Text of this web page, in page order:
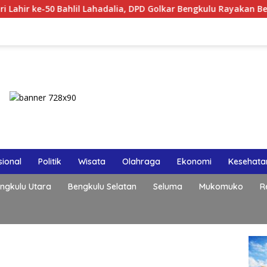
DPD Golkar Bengkulu Rayakan Bersama Kader
Politik Wisata Olahraga Ekonomi
Utara Bengkulu Selatan Seluma Mukomuko